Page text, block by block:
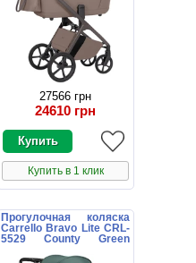
27566 грн
24610 грн
Купить в 1 клик
Прогулочная коляска
Carrello Bravo Lite CRL-
5529 County Green
подстаканником